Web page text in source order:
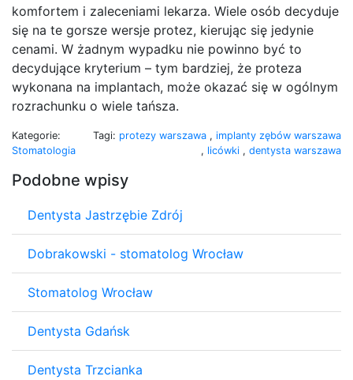
komfortem i zaleceniami lekarza. Wiele osób decyduje
się na te gorsze wersje protez, kierując się jedynie
cenami. W żadnym wypadku nie powinno być to
decydujące kryterium – tym bardziej, że proteza
wykonana na implantach, może okazać się w ogólnym
rozrachunku o wiele tańsza.
Kategorie:
Stomatologia
Tagi: protezy warszawa , implanty zębów warszawa
, licówki , dentysta warszawa
Podobne wpisy
Dentysta Jastrzębie Zdrój
Dobrakowski - stomatolog Wrocław
Stomatolog Wrocław
Dentysta Gdańsk
Dentysta Trzcianka